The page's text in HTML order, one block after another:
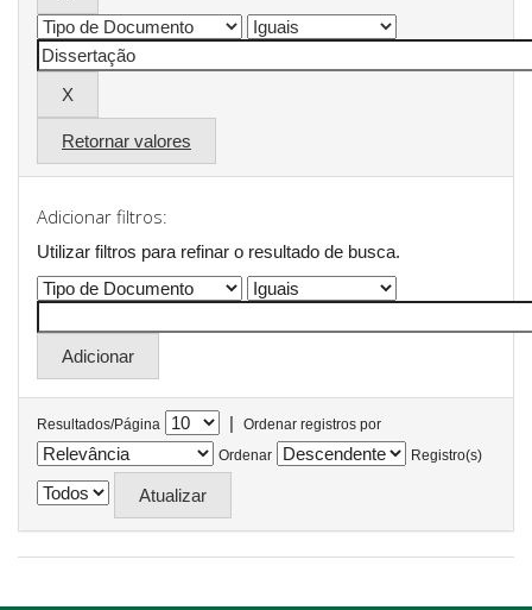
Retornar valores
Adicionar filtros:
Utilizar filtros para refinar o resultado de busca.
Resultados/Página |
Ordenar registros por
Ordenar
Registro(s)